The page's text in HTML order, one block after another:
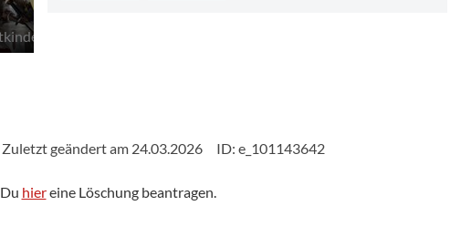
Zuletzt geändert am 24.03.2026 ID: e_101143642
hiereine Löschung beantragen.